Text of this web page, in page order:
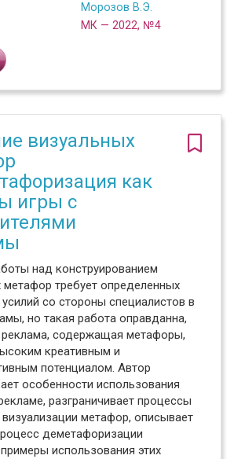
Морозов В.Э.
МК — 2022, №4
визуальных
как
игры с
над конструированием
метафор требует определенных
усилий со стороны специалистов в
но такая работа оправданна,
реклама, содержащая метафоры,
креативным и
потенциалом. Автор
особенности использования
разграничивает процессы
метафор, описывает
деметафоризации
использования этих